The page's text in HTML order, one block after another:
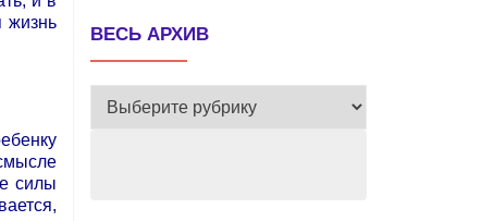
жизнь
силы
ВЕСЬ АРХИВ
ВЕСЬ